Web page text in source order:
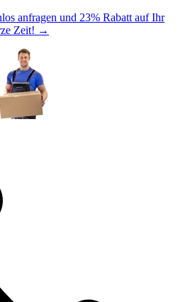
anfragen und 23% Rabatt auf Ihr
Zeit! →